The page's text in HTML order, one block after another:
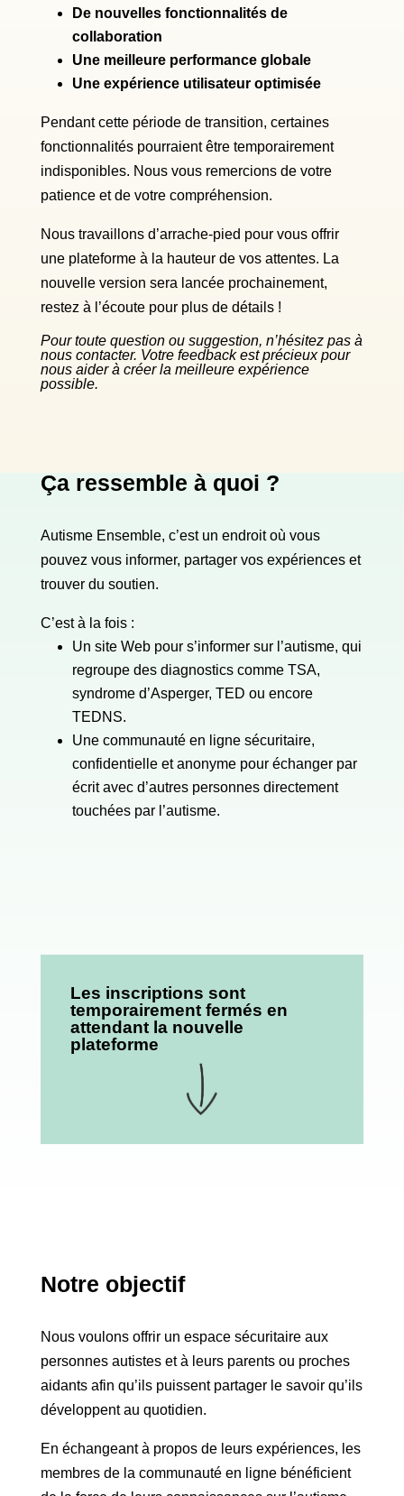
De nouvelles fonctionnalités de
collaboration
Une meilleure performance globale
Une expérience utilisateur optimisée
Pendant cette période de transition, certaines
fonctionnalités pourraient être temporairement
indisponibles. Nous vous remercions de votre
patience et de votre compréhension.
Nous travaillons d’arrache-pied pour vous offrir
une plateforme à la hauteur de vos attentes. La
nouvelle version sera lancée prochainement,
restez à l’écoute pour plus de détails !
Pour toute question ou suggestion, n’hésitez pas à
nous contacter. Votre feedback est précieux pour
nous aider à créer la meilleure expérience
possible.
Ça ressemble à quoi ?
Autisme Ensemble, c’est un endroit où vous
pouvez vous informer, partager vos expériences et
trouver du soutien.
C’est à la fois :
Un site Web pour s’informer sur l’autisme, qui
regroupe des diagnostics comme TSA,
syndrome d’Asperger, TED ou encore
TEDNS.
Une communauté en ligne sécuritaire,
confidentielle et anonyme pour échanger par
écrit avec d’autres personnes directement
touchées par l’autisme.
Les inscriptions sont
temporairement fermés en
attendant la nouvelle
plateforme
Notre objectif
Nous voulons offrir un espace sécuritaire aux
personnes autistes et à leurs parents ou proches
aidants afin qu’ils puissent partager le savoir qu’ils
développent au quotidien.
En échangeant à propos de leurs expériences, les
membres de la communauté en ligne bénéficient